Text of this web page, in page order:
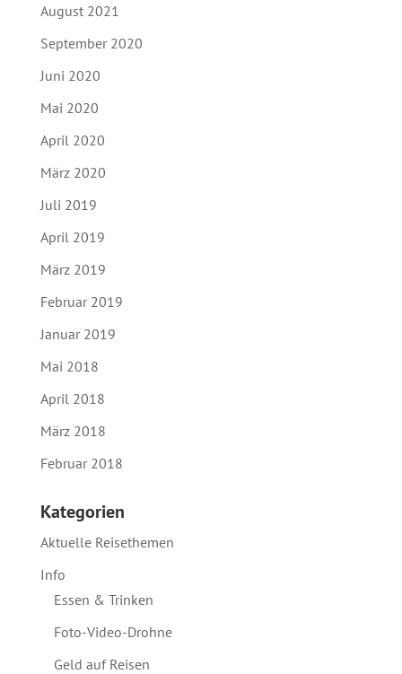
August 2021
September 2020
Juni 2020
Mai 2020
April 2020
März 2020
Juli 2019
April 2019
März 2019
Februar 2019
Januar 2019
Mai 2018
April 2018
März 2018
Februar 2018
Kategorien
Aktuelle Reisethemen
Info
Essen & Trinken
Foto-Video-Drohne
Geld auf Reisen